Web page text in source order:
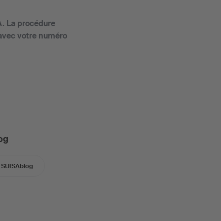
La procédure
votre numéro
SUISAblog